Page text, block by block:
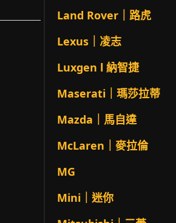
Land Rover｜路虎
Lexus｜凌志
Luxgen l 納智捷
Maserati｜瑪莎拉蒂
Mazda｜馬自達
McLaren｜麥拉倫
MG
Mini｜迷你